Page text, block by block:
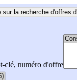
sur la recherche d'offres
clé, numéro d'offre